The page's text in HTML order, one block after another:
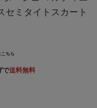
セミタイトスカート
ちら
で送料無料